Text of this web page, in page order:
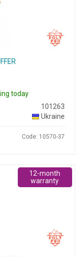
today
101263
Ukraine
Code: 10570-37
12-month
warranty